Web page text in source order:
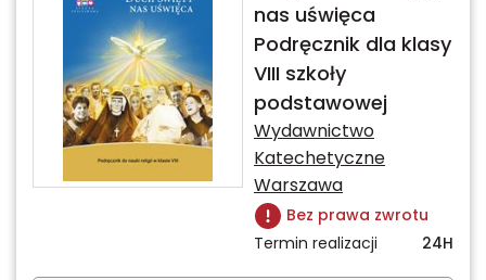
nas uświęca
Podręcznik dla klasy
VIII szkoły
podstawowej
Wydawnictwo
Katechetyczne
Warszawa
Bez prawa zwrotu
Termin realizacji
24H